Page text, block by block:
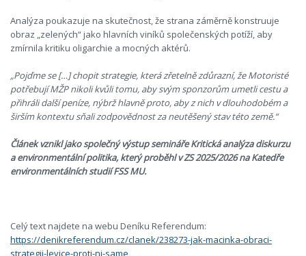
Analýza poukazuje na skutečnost, že strana záměrně konstruuje
obraz „zelených“ jako hlavních viníků společenských potíží, aby
zmírnila kritiku oligarchie a mocných aktérů.
„Pojďme se […] chopit strategie, která zřetelně zdůrazní, že Motoristé
potřebují MŽP nikoli kvůli tomu, aby svým sponzorům umetli cestu a
přihráli další peníze, nýbrž hlavně proto, aby z nich v dlouhodobém a
širším kontextu sňali zodpovědnost za neutěšený stav této země.“
Článek vznikl jako společný výstup semináře Kritická analýza diskurzu
a environmentální politika, který proběhl v ZS 2025/2026 na Katedře
environmentálních studií FSS MU.
Celý text najdete na webu Deníku Referendum:
https://denikreferendum.cz/clanek/238273-jak-macinka-obraci-
strategii-levice-proti-ni-same